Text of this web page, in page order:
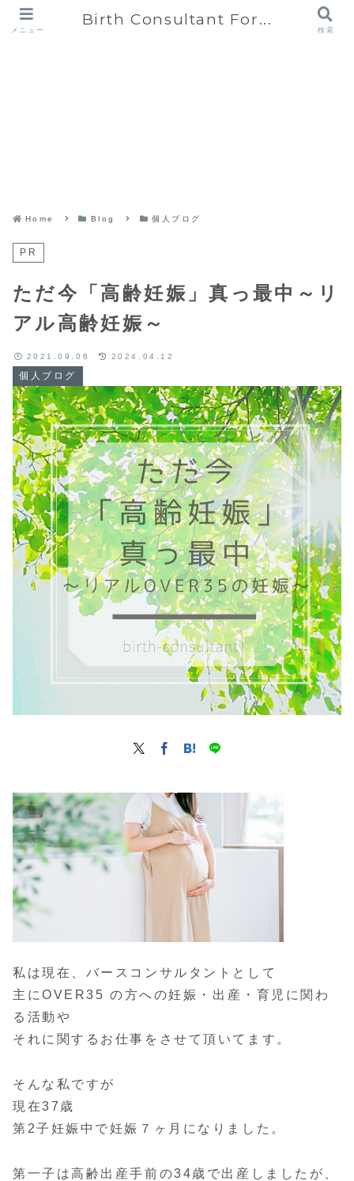
Home Blog 個人ブログ
PR
ただ今「高齢妊娠」真っ最中～リ
アル高齢妊娠～
個人ブログ
2021.09.06 2024.04.12
私は現在、バースコンサルタントとして
主にOVER35 の方への妊娠・出産・育児に関わ
る活動や
それに関するお仕事をさせて頂いてます。
そんな私ですが
現在37歳
第2子妊娠中で妊娠７ヶ月になりました。
第一子は高齢出産手前の34歳で出産しましたが、
メニュー
Birth Consultant For...
検索